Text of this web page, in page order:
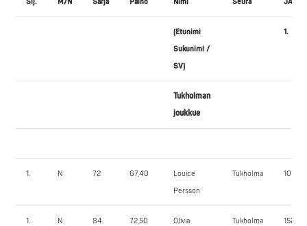
(Etunimi
Sukunimi /
SV)
1.
Tukholman
joukkue
1. N 72 67,40
Louice
Persson
Tukholma 107,5
1. N 84 72,50
Olivia
Tukholma 152,5